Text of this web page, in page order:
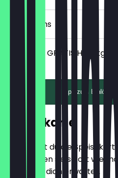
7 Check-ins
Erhalte ein GRATIS
Besuch.
App zum Einlösen
Speisekarte
Hier findest du die
aktualisieren sie so oft wie
weißt, was dich erwartet.